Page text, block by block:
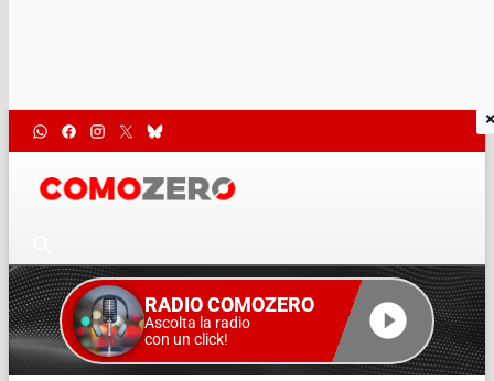
RADIO COMOZERO
Ascolta la radio
con un click!